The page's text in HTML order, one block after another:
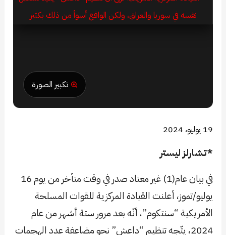
تكبير الصورة
19 يوليو، 2024
*تشارلز ليستر
في بيان عام(1) غير معتاد صدر في وقت متأخر من يوم 16
يوليو/تموز، أعلنت القيادة المركزية للقوات المسلحة
الأمريكية “سنتكوم”، أنّه بعد مرور ستة أشهر من عام
2024، يتّجه تنظيم “داعش” نحو مضاعفة عدد الهجمات